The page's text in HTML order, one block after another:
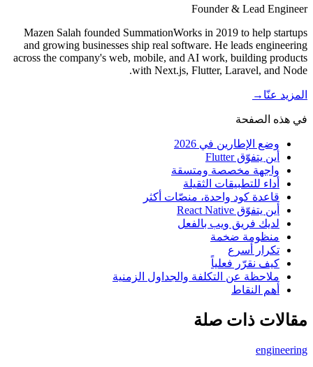
Founder & Lead Engineer
Mazen Salah founded SummationWorks in 2019 to help startups
and growing businesses ship real software. He leads engineering
across the company's web, mobile, and AI work, building products
with Next.js, Flutter, Laravel, and Node.
المزيد عنّا →
في هذه الصفحة
وضع الإطارين في 2026
أين يتفوّق Flutter
واجهة مخصصة ومتسقة
أداء للتطبيقات الثقيلة
قاعدة كود واحدة، منصّات أكثر
أين يتفوّق React Native
لديك فريق ويب بالفعل
منظومة ضخمة
تكرار أسرع
كيف نقرّر فعلياً
ملاحظة عن التكلفة والجداول الزمنية
أهم النقاط
مقالات ذات صلة
engineering